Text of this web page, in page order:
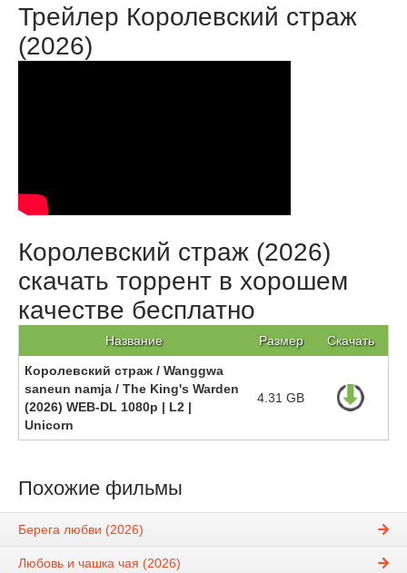
Трейлер Королевский страж
(2026)
Королевский страж (2026)
скачать торрент в хорошем
качестве бесплатно
Название Размер Скачать
Королевский страж / Wanggwa
saneun namja / The King's Warden
(2026) WEB-DL 1080p | L2 |
Unicorn
4.31 GB
Похожие фильмы
Берега любви (2026)
Любовь и чашка чая (2026)